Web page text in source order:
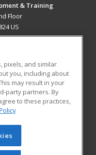
& Training
Floor
US
Blog
Learning. All rights
be reproduced or
pixels, and similar
you, including about
may result in your
party partners. By
to these practices,